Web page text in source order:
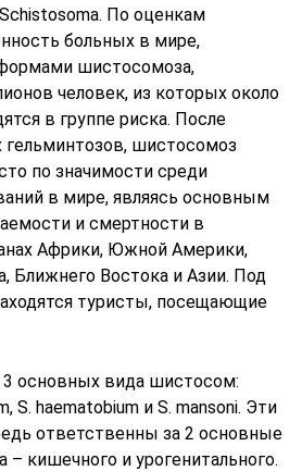
По оценкам
больных в мире,
шистосомоза,
человек, из которых около
в группе риска. После
шистосомоз
по значимости среди
в мире, являясь основным
и смертности в
Африки, Южной Америки,
Ближнего Востока и Азии. Под
туристы, посещающие
основных вида шистосом:
S. haematobium и S. mansoni. Эти
ответственны за 2 основные
кишечного и урогенитального.